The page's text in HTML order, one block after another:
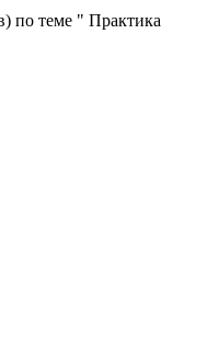
по теме " Практика